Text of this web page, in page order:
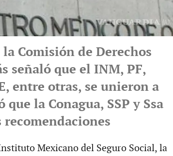
Comisión de Derechos
señaló que el INM, PF,
entre otras, se unieron a
la Conagua, SSP y Ssa
Mexicano del Seguro Social, la